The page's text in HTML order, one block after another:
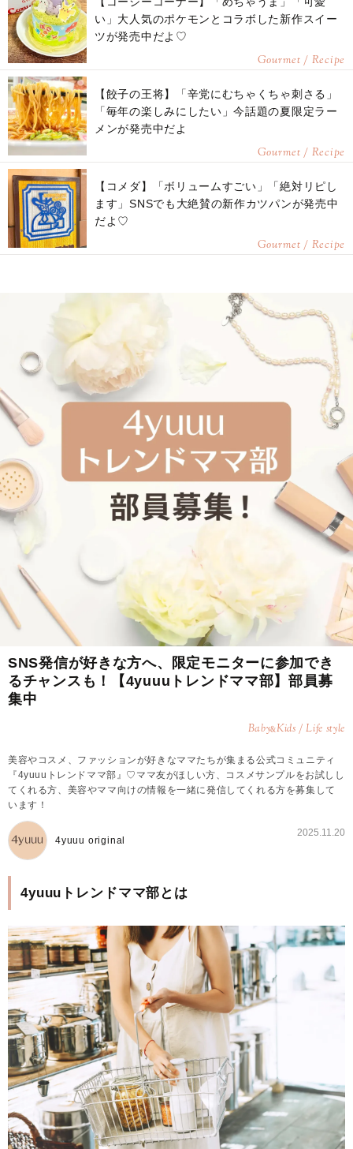
い」大人気のポケモンとコラボした新作スイー
ツが発売中だよ♡
Gourmet / Recipe
【餃子の王将】「辛党にむちゃくちゃ刺さる」
「毎年の楽しみにしたい」今話題の夏限定ラー
メンが発売中だよ
Gourmet / Recipe
【コメダ】「ボリュームすごい」「絶対リピし
ます」SNSでも大絶賛の新作カツパンが発売中
だよ♡
Gourmet / Recipe
SNS発信が好きな方へ、限定モニターに参加でき
るチャンスも！【4yuuuトレンドママ部】部員募
集中
Baby&Kids / Life style
美容やコスメ、ファッションが好きなママたちが集まる公式コミュニティ
『4yuuuトレンドママ部』♡ママ友がほしい方、コスメサンプルをお試しし
てくれる方、美容やママ向けの情報を一緒に発信してくれる方を募集して
います！
4yuuu original
2025.11.20
4yuuuトレンドママ部とは